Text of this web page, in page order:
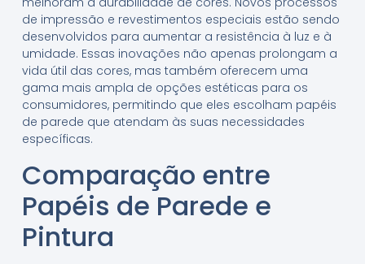
de impressão e revestimentos especiais estão sendo
desenvolvidos para aumentar a resistência à luz e à
umidade. Essas inovações não apenas prolongam a
vida útil das cores, mas também oferecem uma
gama mais ampla de opções estéticas para os
consumidores, permitindo que eles escolham papéis
de parede que atendam às suas necessidades
específicas.
Comparação entre
Papéis de Parede e
Pintura